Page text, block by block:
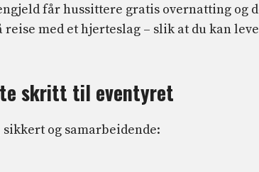
får hussittere gratis overnatting og
med et hjerteslag – slik at du kan
skritt til eventyret
og samarbeidende: